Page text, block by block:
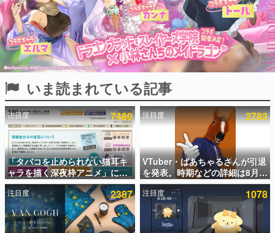
アプリセール情報
インタビュー
連載・特集一覧
殿堂入り記事
SNS拡散数が数千以上！ ページビュー数万以上！ などな
ど。多くの人々に読まれた、電ファミ渾身の“殿堂入り”記
事をまとめました。
ゲームの企画書
名作ゲームクリエイターの方々に製作時のエピソードをお
聞きし、ヒットする企画（ゲーム）とは何か？を探ってい
きます。
赫本
この物語を解いてはいけない。『赫本』は、〈試験問題〉
の形をした短編ホラー小説集です。
新世代に訊く
いま読まれている記事
注目度 7480
「タバコを止められない猫耳キ
ャラを描く深夜枠アニメ」に視
聴者の一部から批判意見。違法
薬物の使用と思しき描写も含め
て、BPOが議論を交わす
注目度 2783
VTuber・ばあちゃるさんが引退
を発表。時期などの詳細は8月9
日15時からの配信で説明
注目度 2387 注目度 1078